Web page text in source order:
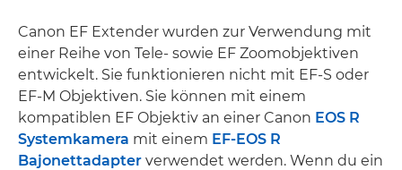
Canon EF Extender wurden zur Verwendung mit
einer Reihe von Tele- sowie EF Zoomobjektiven
entwickelt. Sie funktionieren nicht mit EF-S oder
EF-M Objektiven. Sie können mit einem
kompatiblen EF Objektiv an einer Canon EOS R
Systemkamera mit einem EF-EOS R
Bajonettadapter verwendet werden. Wenn du ein